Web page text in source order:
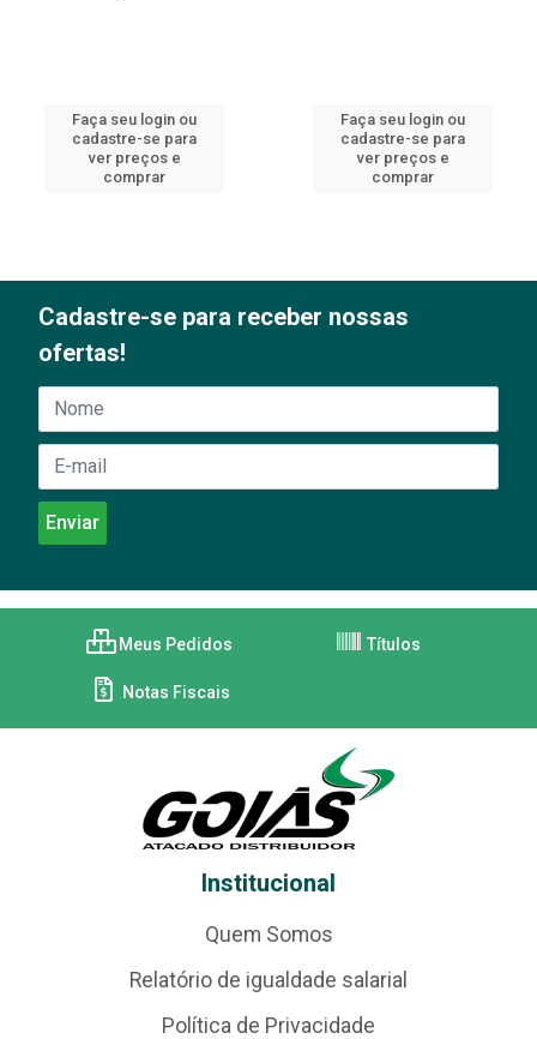
Faça seu login ou
cadastre-se para
ver preços e
comprar
Faça seu login ou
cadastre-se para
ver preços e
comprar
Cadastre-se para receber nossas
ofertas!
Meus Pedidos Títulos
Notas Fiscais
Institucional
Quem Somos
Relatório de igualdade salarial
Política de Privacidade